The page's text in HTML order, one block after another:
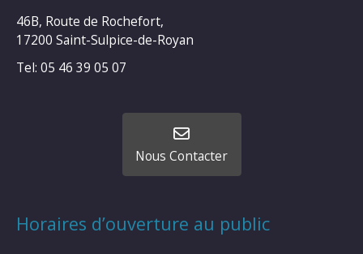
46B, Route de Rochefort,
17200 Saint-Sulpice-de-Royan
Tel: 05 46 39 05 07
Nous Contacter
Horaires d’ouverture au public